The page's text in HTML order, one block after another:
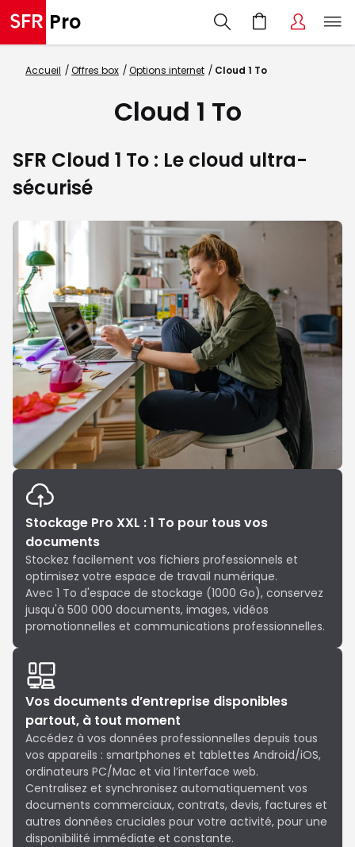
Accueil Offres box Options internet Cloud 1 To
Cloud 1 To
SFR Cloud 1 To : Le cloud ultra-
sécurisé
Stockage Pro XXL : 1 To pour tous vos
documents
Stockez facilement vos fichiers professionnels et
optimisez votre espace de travail numérique.
Avec 1 To d'espace de stockage (1000 Go), conservez
jusqu'à 500 000 documents, images, vidéos
promotionnelles et communications professionnelles.
Vos documents d’entreprise disponibles
partout, à tout moment
Accédez à vos données professionnelles depuis tous
vos appareils : smartphones et tablettes Android/iOS,
ordinateurs PC/Mac et via l’interface web.
Centralisez et synchronisez automatiquement vos
documents commerciaux, contrats, devis, factures et
autres données cruciales pour votre activité, pour une
disponibilité immédiate et constante.